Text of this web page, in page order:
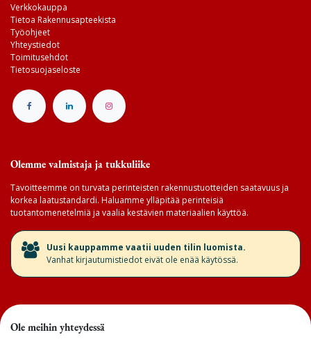
Verkkokauppa
Tietoa Rakennusapteekista
Työohjeet
Yhteystiedot
Toimitusehdot
Tietosuojaseloste
Olemme valmistaja ja tukkuliike
Tavoitteemme on turvata perinteisten rakennustuotteiden saatavuus ja
korkea laatustandardi. Haluamme ylläpitää perinteisiä
tuotantomenetelmiä ja vaalia kestävien materiaalien käyttöä.
​Uusi kauppamme vaatii uuden tilin luomista.
Vanhat kirjautumistiedot eivät ole enää käytössä.
Ole meihin yhteydessä